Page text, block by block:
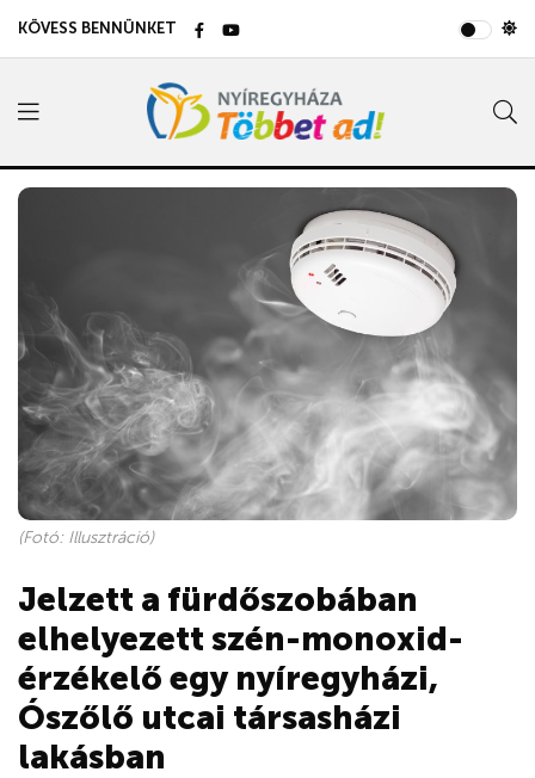
KÖVESS BENNÜNKET
(Fotó: Illusztráció)
Jelzett a fürdőszobában
elhelyezett szén-monoxid-
érzékelő egy nyíregyházi,
Ószőlő utcai társasházi
lakásban